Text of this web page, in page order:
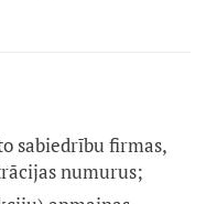
sabiedrību firmas,
numurus;